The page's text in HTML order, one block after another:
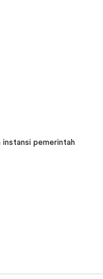
instansi pemerintah